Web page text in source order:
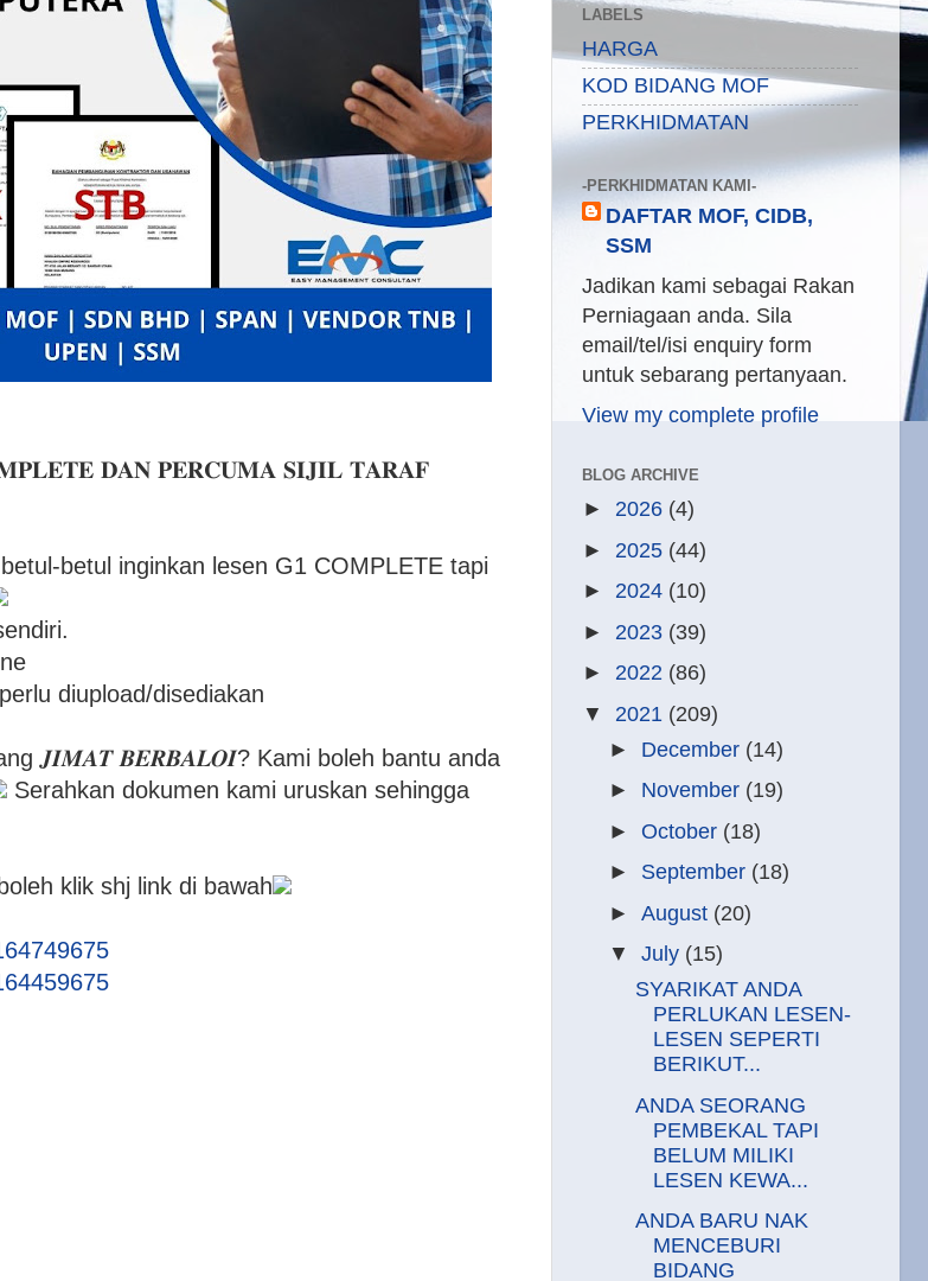
𝐃𝐀𝐍 𝐏𝐄𝐑𝐂𝐔𝐌𝐀 𝐒𝐈𝐉𝐈𝐋 𝐓𝐀𝐑𝐀𝐅
betul inginkan lesen G1 COMPLETE tapi
diupload/disediakan
𝑱𝑰𝑴𝑨𝑻 𝑩𝑬𝑹𝑩𝑨𝑳𝑶𝑰? Kami boleh bantu anda
Serahkan dokumen kami uruskan sehingga
klik shj link di bawah
LABELS
HARGA
KOD BIDANG MOF
PERKHIDMATAN
-PERKHIDMATAN KAMI-
DAFTAR MOF, CIDB,
SSM
Jadikan kami sebagai Rakan
Perniagaan anda. Sila
email/tel/isi enquiry form
untuk sebarang pertanyaan.
View my complete profile
BLOG ARCHIVE
► 2026 (4)
► 2025 (44)
► 2024 (10)
► 2023 (39)
► 2022 (86)
▼ 2021 (209)
► December (14)
► November (19)
► October (18)
► September (18)
► August (20)
▼ July (15)
SYARIKAT ANDA
PERLUKAN LESEN-
LESEN SEPERTI
BERIKUT...
ANDA SEORANG
PEMBEKAL TAPI
BELUM MILIKI
LESEN KEWA...
ANDA BARU NAK
MENCEBURI
BIDANG